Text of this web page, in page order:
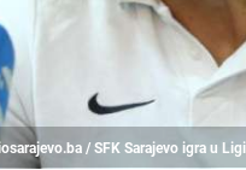
/ SFK Sarajevo igra u